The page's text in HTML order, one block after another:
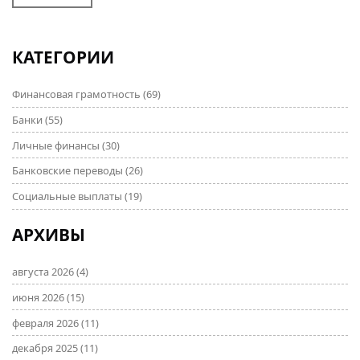
КАТЕГОРИИ
Финансовая грамотность (69)
Банки (55)
Личные финансы (30)
Банковские переводы (26)
Социальные выплаты (19)
АРХИВЫ
августа 2026(4)
июня 2026(15)
февраля 2026(11)
декабря 2025(11)